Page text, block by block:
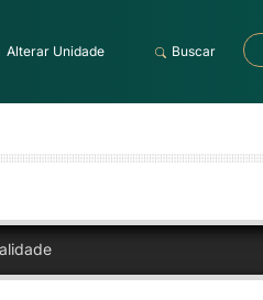
Alterar Unidade Buscar